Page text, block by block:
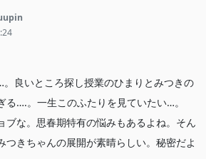
良いところ探し授業のひまりとみつきの
る….。一生このふたりを見ていたい…。
ブな。思春期特有の悩みもあるよね。そん
つきちゃんの展開が素晴らしい。秘密だよ